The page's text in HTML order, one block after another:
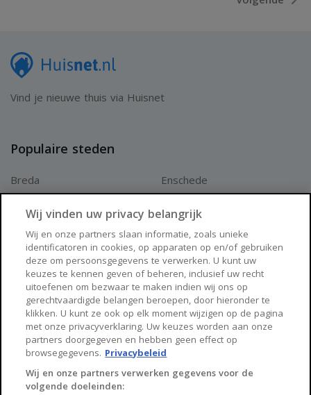
Vind je nieuwe thuis via Huisnet
Populaire steden
Breda
Arnhem
Enschede
Zwolle
Huisnet
Over Huisnet
Algemene voorwaarden
Privacybeleid
Contact
Wij vinden uw privacy belangrijk
Wij en onze partners slaan informatie, zoals unieke
identificatoren in cookies, op apparaten op en/of gebruiken
deze om persoonsgegevens te verwerken. U kunt uw
keuzes te kennen geven of beheren, inclusief uw recht
uitoefenen om bezwaar te maken indien wij ons op
gerechtvaardigde belangen beroepen, door hieronder te
klikken. U kunt ze ook op elk moment wijzigen op de pagina
met onze privacyverklaring. Uw keuzes worden aan onze
partners doorgegeven en hebben geen effect op
browsegegevens. Privacybeleid
Wij en onze partners verwerken gegevens voor de
volgende doeleinden: